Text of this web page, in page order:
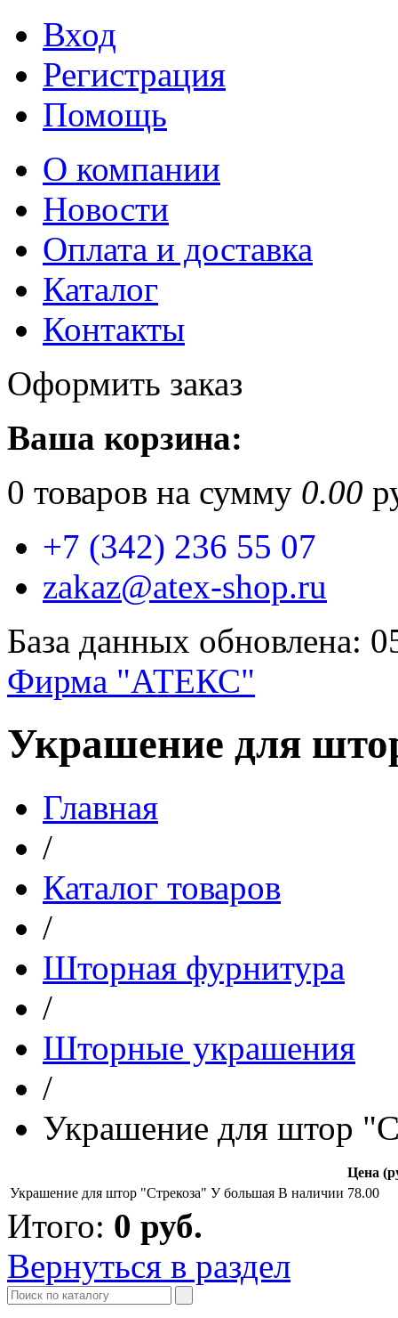
Вход
Регистрация
Помощь
О компании
Новости
Оплата и доставка
Каталог
Контакты
Оформить заказ
Ваша корзина:
0 товаров на сумму 0.00
+7 (342) 236 55 07
zakaz@atex-shop.ru
База данных обновлена:
Фирма "АТЕКС"
Украшение для
Главная
/
Каталог товаров
/
Шторная фурнитура
/
Шторные украшения
/
Украшение для штор
Цена
Украшение для штор "Стрекоза" У большая В наличии 78.00
Итого: 0 руб.
Вернуться в раздел